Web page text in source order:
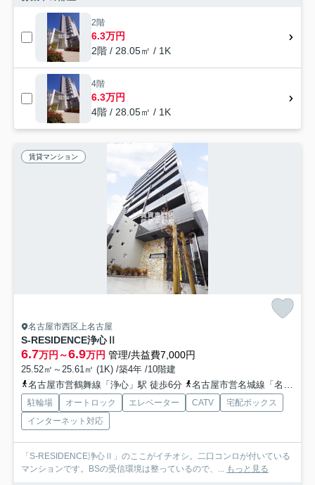
2階
6.3万円
2階 / 28.05㎡ / 1K
4階
6.3万円
4階 / 28.05㎡ / 1K
賃貸マンション
名古屋市西区上名古屋
S-RESIDENCE浄心Ⅱ
6.7万円～6.9万円 管理/共益費7,000円
25.52㎡～25.61㎡ (1K) /築4年 /10階建
名古屋市営鶴舞線「浄心」駅 徒歩6分
名古屋市営名城線「名城公園」駅 徒歩17分
駐輪場 オートロック エレベーター CATV
宅配ボックス
インターネット対応
「S-RESIDENCE浄心Ⅱ」のここがイチオシ。二口コンロが付いている
マンションです。BSの受信環境は整っているので、... もっと見る